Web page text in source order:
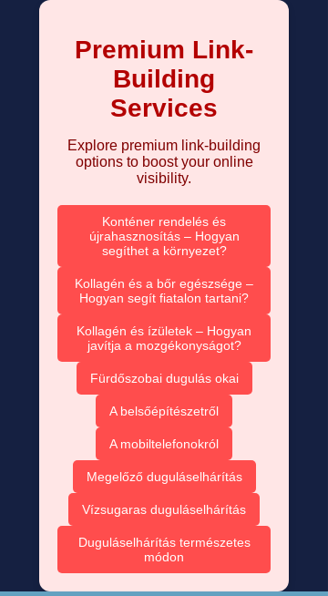
Premium Link-
Building
Services
Explore premium link-building
options to boost your online
visibility.
Konténer rendelés és
újrahasznosítás – Hogyan
segíthet a környezet?
Kollagén és a bőr egészsége –
Hogyan segít fiatalon tartani?
Kollagén és ízületek – Hogyan
javítja a mozgékonyságot?
Fürdőszobai dugulás okai
A belsőépítészetről
A mobiltelefonokról
Megelőző duguláselhárítás
Vízsugaras duguláselhárítás
Duguláselhárítás természetes
módon